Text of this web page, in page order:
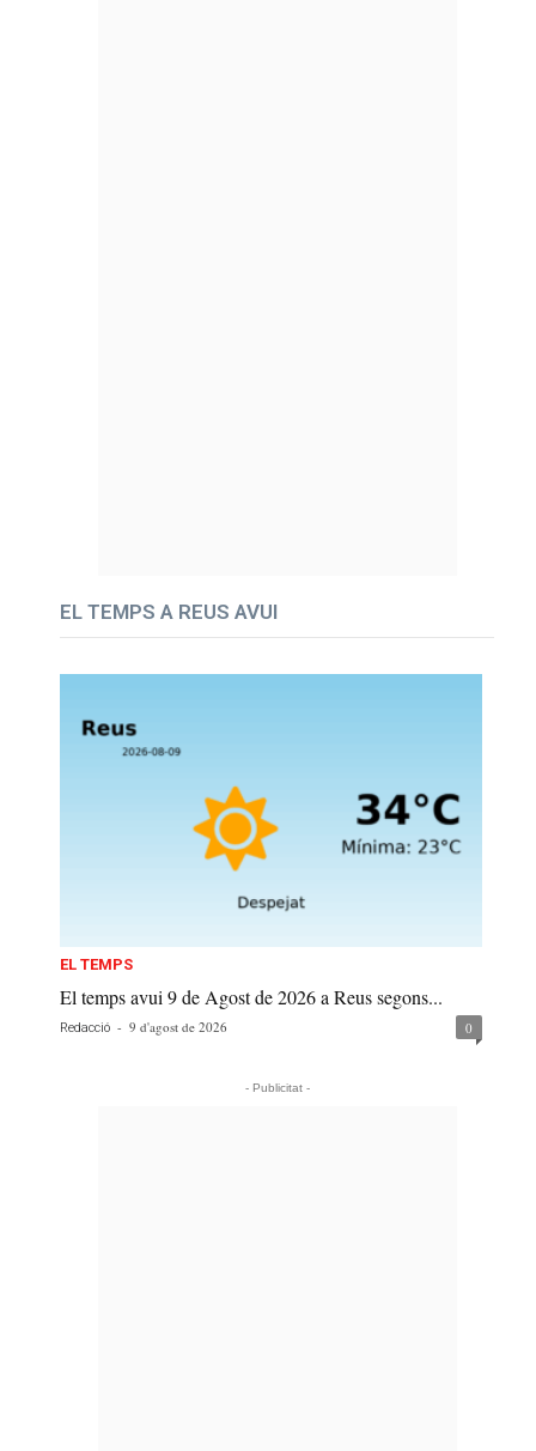
EL TEMPS A REUS AVUI
EL TEMPS
El temps avui 9 de Agost de 2026 a Reus segons...
Redacció - 9 d'agost de 2026 0
- Publicitat -